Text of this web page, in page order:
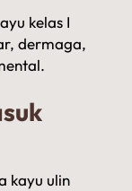
kelas I
dermaga,
kayu ulin